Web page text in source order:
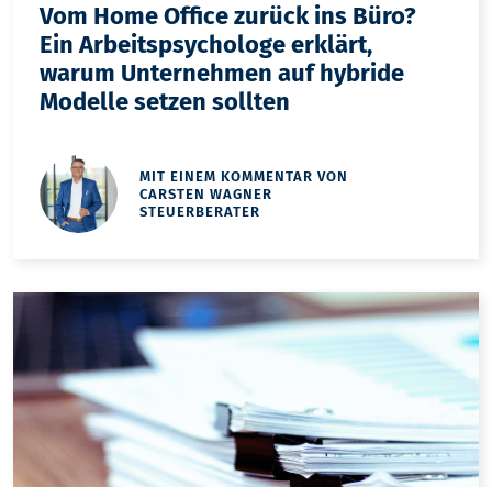
Vom Home Office zurück ins Büro?
Ein Arbeitspsychologe erklärt,
warum Unternehmen auf hybride
Modelle setzen sollten
MIT EINEM KOMMENTAR VON
CARSTEN WAGNER
STEUERBERATER